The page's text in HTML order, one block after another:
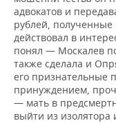
адвокатов и
рублей,
действовал в
понял — Москалев
также сделала и
его признательные
принуждением,
— мать в
выйти из изолятора